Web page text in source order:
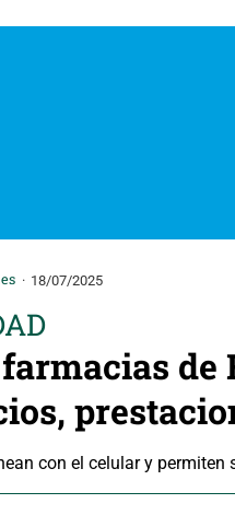
18/07/2025
de
con el celular y